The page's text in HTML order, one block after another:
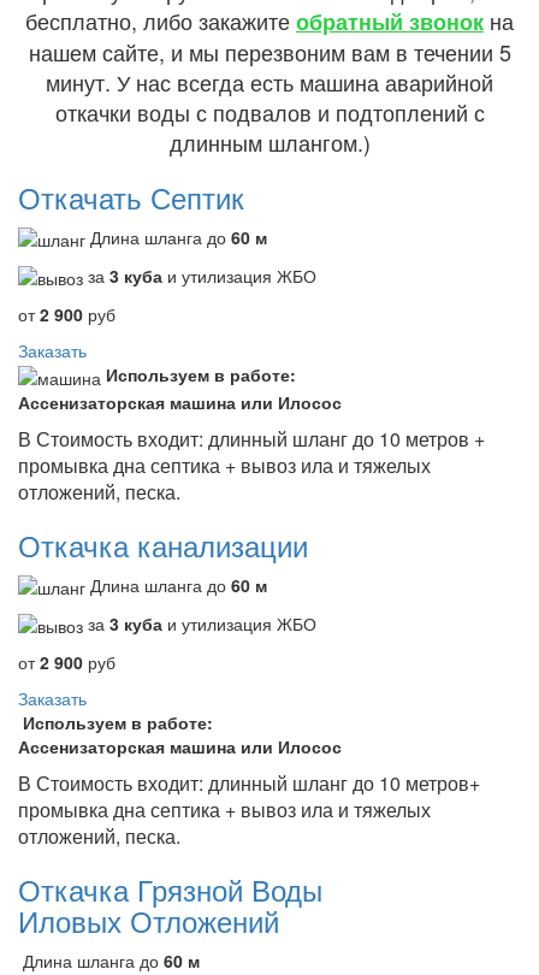
бесплатно, либо закажитеобратный звонок на
нашем сайте, и мы перезвоним вам в течении 5
минут. У нас всегда есть машина аварийной
откачки воды с подвалов и подтоплений с
длинным шлангом.)
Откачать Септик
Длина шланга до 60 м
за 3 куба и утилизация ЖБО
от2 900 руб
Заказать
Используем в работе:
Ассенизаторская машина или Илосос
В Стоимость входит: длинный шланг до 10 метров +
промывка дна септика + вывоз ила и тяжелых
отложений, песка.
Откачка канализации
Длина шланга до 60 м
за 3 куба и утилизация ЖБО
от2 900 руб
Заказать
Используем в работе:
Ассенизаторская машина или Илосос
В Стоимость входит: длинный шланг до 10 метров+
промывка дна септика + вывоз ила и тяжелых
отложений, песка.
Откачка Грязной Воды
Иловых Отложений
Длина шланга до 60 м